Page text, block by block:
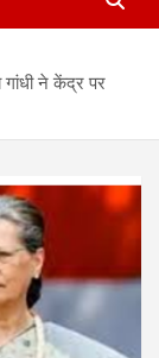
गांधी ने केंद्र पर